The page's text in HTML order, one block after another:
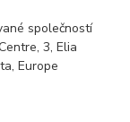
společností
3, Elia
Europe